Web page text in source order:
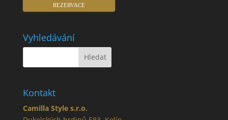
REZERVACE
Vyhledávání
Kontakt
Camilla Style s.r.o.